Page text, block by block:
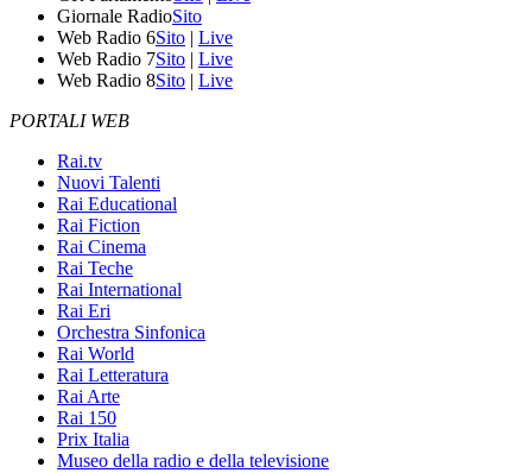
Giornale RadioSito
Web Radio 6Sito | Live
Web Radio 7Sito | Live
Web Radio 8Sito | Live
PORTALI WEB
Rai.tv
Nuovi Talenti
Rai Educational
Rai Fiction
Rai Cinema
Rai Teche
Rai International
Rai Eri
Orchestra Sinfonica
Rai World
Rai Letteratura
Rai Arte
Rai 150
Prix Italia
Museo della radio e della televisione